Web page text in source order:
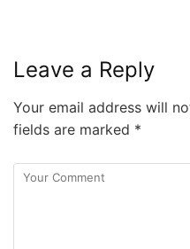
Leave a Reply
Your email address will
fields are marked *